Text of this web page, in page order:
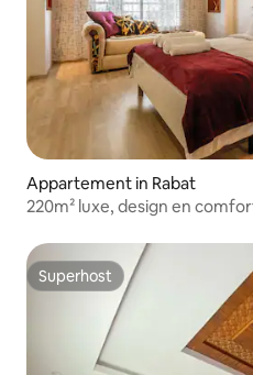
Appartement in Rabat
220m² luxe, design en
Superhost
Superhost